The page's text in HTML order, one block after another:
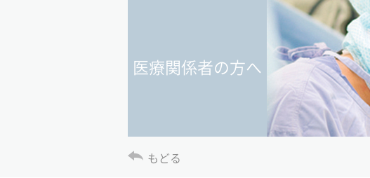
医療関係者の方へ
もどる